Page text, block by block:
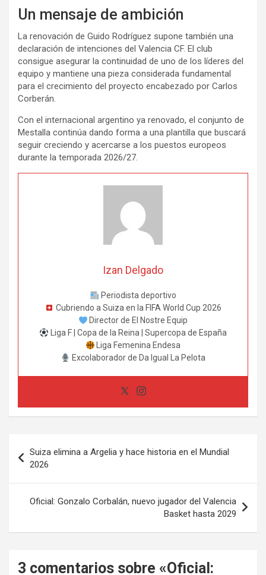
Un mensaje de ambición
La renovación de Guido Rodríguez supone también una
declaración de intenciones del Valencia CF. El club
consigue asegurar la continuidad de uno de los líderes del
equipo y mantiene una pieza considerada fundamental
para el crecimiento del proyecto encabezado por Carlos
Corberán.
Con el internacional argentino ya renovado, el conjunto de
Mestalla continúa dando forma a una plantilla que buscará
seguir creciendo y acercarse a los puestos europeos
durante la temporada 2026/27.
Izan Delgado
Periodista deportivo
Cubriendo a Suiza en la FIFA World Cup 2026
Director de El Nostre Equip
Liga F | Copa de la Reina | Supercopa de España
Liga Femenina Endesa
Excolaborador de Da Igual La Pelota
de
entradas
Suiza elimina a Argelia y hace historia en el Mundial
2026
Oficial: Gonzalo Corbalán, nuevo jugador del Valencia
Basket hasta 2029
3 comentarios sobre «Oficial: